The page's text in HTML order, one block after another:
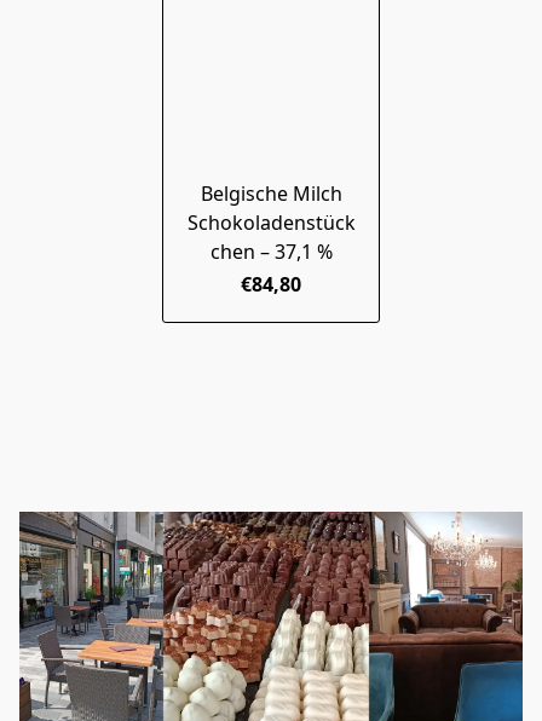
Belgische Milch
Schokoladenstück
chen – 37,1 %
€84,80